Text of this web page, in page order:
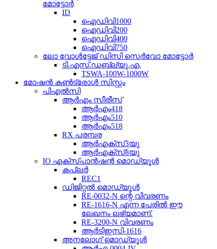
മോട്ടോർ
ID
ഐഡിവി1000
ഐഡിവി200
ഐഡിവി400
ഐഡിവി750
ലോ വോൾട്ടേജ് ഡിസി സെർവോ മോട്ടോർ
ടി.എസ്.ഡബ്ല്യു.എ.
TSWA-100W-1000W
മോഷൻ കൺട്രോൾ സിസ്റ്റം
പി‌എൽ‌സി
ആർ‌എം സീരീസ്
ആർഎം418
ആർഎം510
ആർഎം518
RX പരമ്പര
ആർഎക്സ്3യു
ആർഎക്സ്8യു
IO എക്സ്പാൻഷൻ മൊഡ്യൂൾ
കപ്ലർ
REC1
ഡിജിറ്റൽ മൊഡ്യൂൾ
RE-0032-N ന്റെ വിവരണം
RE-1616-N എന്ന പേരിൽ ഈ
ലേഖനം ലഭ്യമാണ്.
RE-3200-N വിവരണം
ആർ‌ടി‌ഇ‌സി-1616
അനലോഗ് മൊഡ്യൂൾ